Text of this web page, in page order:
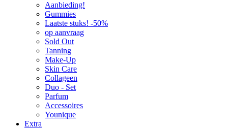
Aanbieding!
Gummies
Laatste stuks! -50%
op aanvraag
Sold Out
Tanning
Make-Up
Skin Care
Collageen
Duo - Set
Parfum
Accessoires
Younique
Extra